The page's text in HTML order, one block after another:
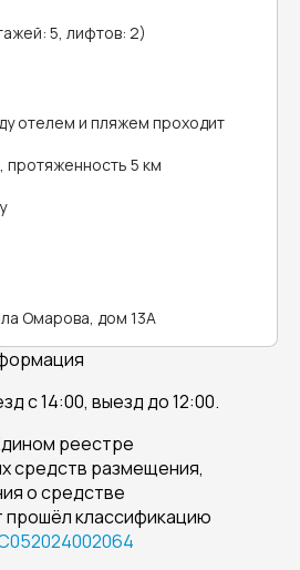
5, лифтов: 2)
отелем и пляжем проходит
5 км
Омарова, дом 13А
с 14:00, выезд до 12:00.
реестре
средств размещения,
о средстве
классификацию